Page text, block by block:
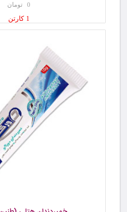
0 تومان
1 کارتن